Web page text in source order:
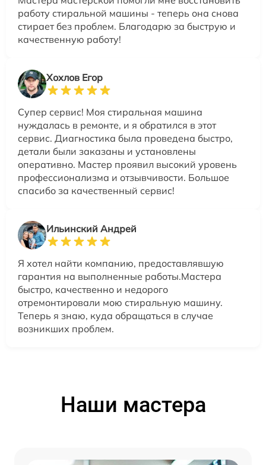
работу стиральной машины - теперь она снова
стирает без проблем. Благодарю за быструю и
качественную работу!
Хохлов Егор
Супер сервис! Моя стиральная машина
нуждалась в ремонте, и я обратился в этот
сервис. Диагностика была проведена быстро,
детали были заказаны и установлены
оперативно. Мастер проявил высокий уровень
профессионализма и отзывчивости. Большое
спасибо за качественный сервис!
Ильинский Андрей
Я хотел найти компанию, предоставлявшую
гарантия на выполненные работы.Мастера
быстро, качественно и недорого
отремонтировали мою стиральную машину.
Теперь я знаю, куда обращаться в случае
возникших проблем.
Наши мастера